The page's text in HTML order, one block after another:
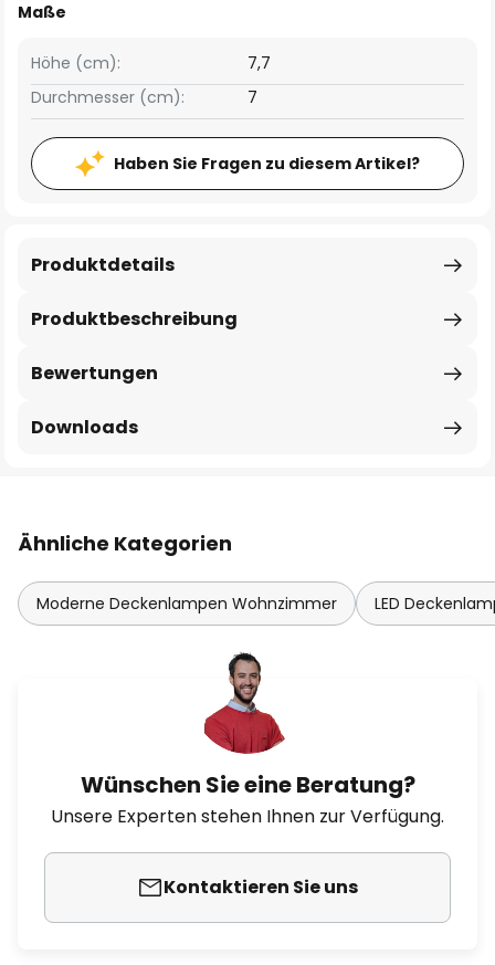
Maße
Höhe (cm):
7,7
Durchmesser (cm):
7
Haben Sie Fragen zu diesem Artikel?
Produktbeschreibung
Produktdetails
Bewertungen
Downloads
Ähnliche Kategorien
Moderne Deckenlampen Wohnzimmer LED
Wünschen Sie eine Beratung?
Unsere Experten stehen Ihnen zur Verfügung.
Kontaktieren Sie uns